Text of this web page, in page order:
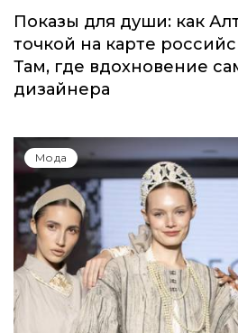
Показы для души: как
точкой на карте
Там, где вдохновение
дизайнера
Мода